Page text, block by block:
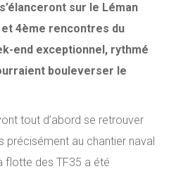
sur le Léman
4ème rencontres du
end exceptionnel, rythmé
bouleverser le
tout d’abord se retrouver
précisément au chantier naval
flotte des TF35 a été